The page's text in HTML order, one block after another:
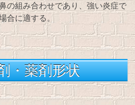
の組み合わせであり、強い炎症で
合に適する。
・薬剤形状